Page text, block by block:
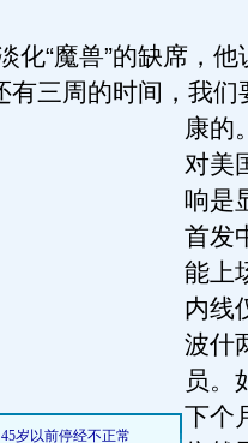
“魔兽”的缺席，他
有三周的时间，我们
康的
对美
响是
首发
能上
内线
波什
员。
下个